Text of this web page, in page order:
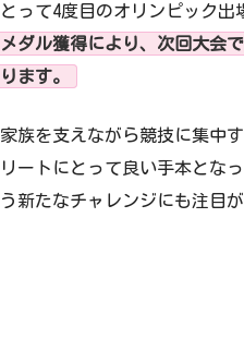
とって4度目のオリンピック出
メダル獲得により、次回大会
ります。
家族を支えながら競技に集中
リートにとって良い手本とな
う新たなチャレンジにも注目